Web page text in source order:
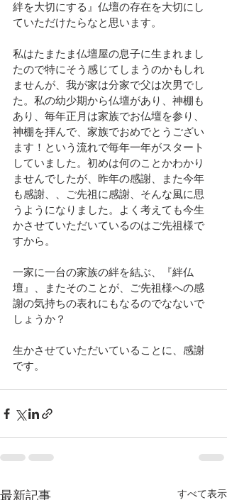
絆を大切にする』仏壇の存在を大切にし
ていただけたらなと思います。
私はたまたま仏壇屋の息子に生まれまし
たので特にそう感じてしまうのかもしれ
ませんが、我が家は分家で父は次男でし
た。私の幼少期から仏壇があり、神棚も
あり、毎年正月は家族でお仏壇を参り、
神棚を拝んで、家族でおめでとうござい
ます！という流れで毎年一年がスタート
していました。初めは何のことかわかり
ませんでしたが、昨年の感謝、また今年
も感謝、、ご先祖に感謝、そんな風に思
うようになりました。よく考えても今生
かさせていただいているのはご先祖様で
すから。
一家に一台の家族の絆を結ぶ、『絆仏
壇』、またそのことが、ご先祖様への感
謝の気持ちの表れにもなるのでなないで
しょうか？
生かさせていただいていることに、感謝
です。
最新記事 すべて表示